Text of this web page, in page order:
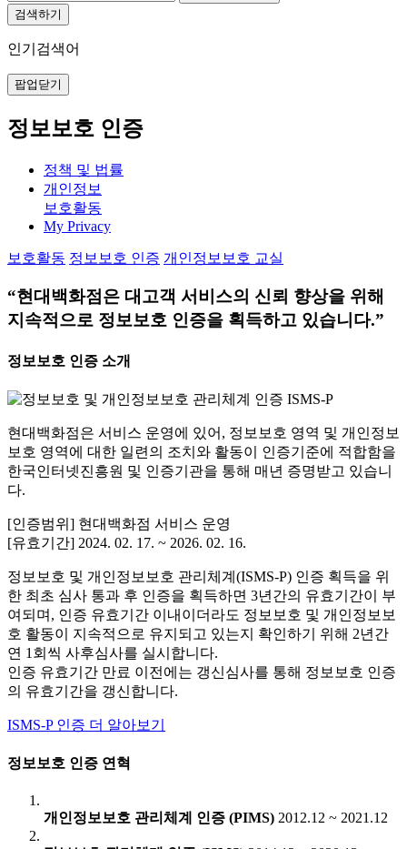
검색하기
인기검색어
팝업닫기
정보보호 인증
정책 및 법률
개인정보
보호활동
My Privacy
보호활동 정보보호 인증 개인정보보호 교실
“현대백화점은 대고객 서비스의 신뢰 향상을 위해
지속적으로 정보보호 인증을 획득하고 있습니다.”
정보보호 인증 소개
현대백화점은 서비스 운영에 있어, 정보보호 영역 및 개인정보
보호 영역에 대한 일련의 조치와 활동이 인증기준에 적합함을
한국인터넷진흥원 및 인증기관을 통해 매년 증명받고 있습니
다.
[인증범위] 현대백화점 서비스 운영
[유효기간] 2024. 02. 17. ~ 2026. 02. 16.
정보보호 및 개인정보보호 관리체계(ISMS-P) 인증 획득을 위
한 최초 심사 통과 후 인증을 획득하면 3년간의 유효기간이 부
여되며, 인증 유효기간 이내이더라도 정보보호 및 개인정보보
호 활동이 지속적으로 유지되고 있는지 확인하기 위해 2년간
연 1회씩 사후심사를 실시합니다.
인증 유효기간 만료 이전에는 갱신심사를 통해 정보보호 인증
의 유효기간을 갱신합니다.
ISMS-P 인증 더 알아보기
정보보호 인증 연혁
개인정보보호 관리체계 인증 (PIMS) 2012.12 ~ 2021.12